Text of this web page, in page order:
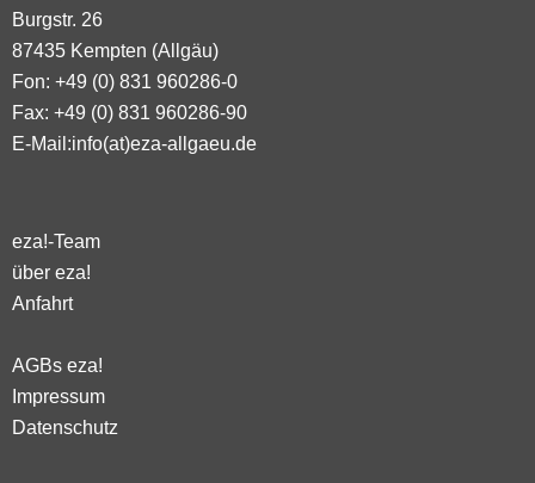
Burgstr. 26
87435 Kempten (Allgäu)
Fon: +49 (0) 831 960286-0
Fax: +49 (0) 831 960286-90
E-Mail:info(at)eza-allgaeu.de
eza!-Team
über eza!
Anfahrt
AGBs eza!
Impressum
Datenschutz